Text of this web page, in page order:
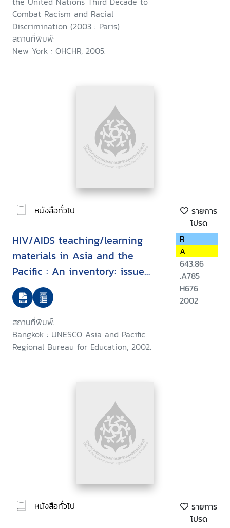
Combat Racism and Racial
Discrimination (2003 : Paris)
สถานที่พิมพ์:
New York : OHCHR, 2005.
หนังสือทั่วไป
รายการ
โปรด
HIV/AIDS teaching/learning
materials in Asia and the
Pacific : An inventory: issue
1,2002
สถานที่พิมพ์:
Bangkok : UNESCO Asia and Pacific
Regional Bureau for Education, 2002.
R
A
643.86
.A785
H676
2002
หนังสือทั่วไป
รายการ
โปรด